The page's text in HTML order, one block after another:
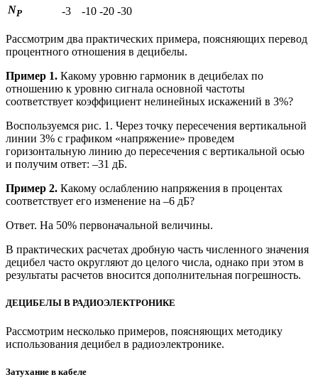
NP -3 -10 -20 -30
Рассмотрим два практических примера, поясняющих перевод
процентного отношения в децибелы.
Пример 1. Какому уровню гармоник в децибелах по
отношению к уровню сигнала основной частоты
соответствует коэффициент нелинейных искажений в 3%?
Воспользуемся рис. 1. Через точку пересечения вертикальной
линии 3% с графиком «напряжение» проведем
горизонтальную линию до пересечения с вертикальной осью
и получим ответ: –31 дБ.
Пример 2. Какому ослаблению напряжения в процентах
соответствует его изменение на –6 дБ?
Ответ. На 50% первоначальной величины.
В практических расчетах дробную часть численного значения
децибел часто округляют до целого числа, однако при этом в
результаты расчетов вносится дополнительная погрешность.
ДЕЦИБЕЛЫ В РАДИОЭЛЕКТРОНИКЕ
Рассмотрим несколько примеров, поясняющих методику
использования децибел в радиоэлектронике.
Затухание в кабеле